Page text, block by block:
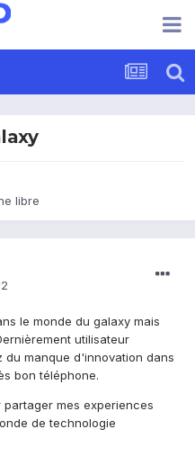
libre
le monde du galaxy mais
utilisateur
manque d'innovation dans
bon téléphone.
mes experiences
de technologie